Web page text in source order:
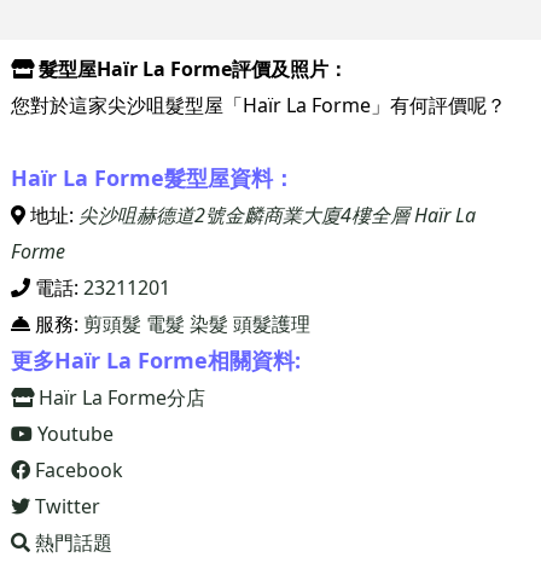
髮型屋Haïr La Forme評價及照片：
您對於這家尖沙咀髮型屋「Haïr La Forme」有何評價呢？
Haïr La Forme髮型屋資料：
地址: 尖沙咀赫德道2號金麟商業大廈4樓全層 Haïr La
Forme
電話: 23211201
服務: 剪頭髮 電髮 染髮 頭髮護理
更多Haïr La Forme相關資料:
Haïr La Forme分店
Youtube
Facebook
Twitter
熱門話題